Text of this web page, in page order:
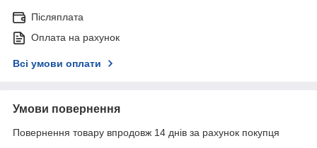
Післяплата
Оплата на рахунок
Всі умови оплати
Умови повернення
Повернення товару впродовж 14 днів за рахунок покупця